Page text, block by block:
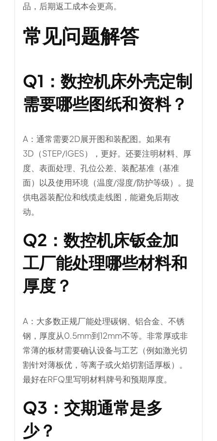
品，后期返工成本会更高。
常见问题解答
Q1： 数控机床外壳定制
需要哪些图纸和资料？
A：通常需要2D展开图和装配图。如果有
3D（STEP/IGES），更好。还要注明材料、厚
度、表面处理、孔位公差、装配基准（基准
面）以及使用环境（温度/湿度/防护等级）。提
供电器装配位和线缆走线图，能避免后期改
动。
Q2： 数控机床钣金加
工厂能处理哪些材料和
厚度？
A：大多数正规厂能处理碳钢、铝合金、不锈
钢，厚度从0.5mm到12mm不等。非常厚或非
常薄的板材需要确认设备与工艺（例如激光切
割针对薄板优，等离子或火焰切割适厚板）。
最好在RFQ里写明材料牌号和预期厚度。
Q3： 交期通常是多
少？